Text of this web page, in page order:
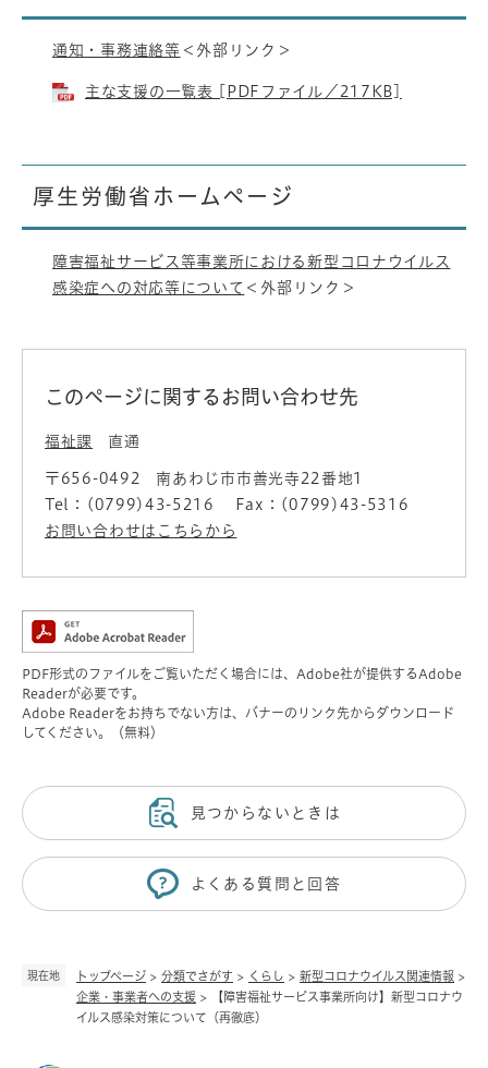
現在地 トップページ > 分類でさがす > くらし > 新型コロナウイルス関連情報 >
企業・事業者への支援 >
【障害福祉サービス事業所向け】新型コロナウ
イルス感染対策について（再徹底）
通知・事務連絡等 ＜外部リンク＞
主な支援の一覧表 [PDFファイル／217KB]
厚生労働省ホームページ
障害福祉サービス等事業所における新型コロナウイルス
感染症への対応等について ＜外部リンク＞
このページに関するお問い合わせ先
福祉課 直通
〒656-0492
南あわじ市市善光寺22番地1
Tel：(0799)43-5216
Fax：(0799)43-5316
お問い合わせはこちらから
PDF形式のファイルをご覧いただく場合には、Adobe社が提供するAdobe
Readerが必要です。
Adobe Readerをお持ちでない方は、バナーのリンク先からダウンロード
してください。（無料）
見つからないときは
よくある質問と回答